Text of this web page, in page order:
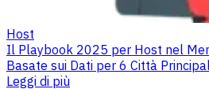
Host
Il Playbook 2025 per Host nel
Basate sui Dati per 6 Città
Leggi di più